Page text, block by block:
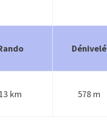
Dénivelé
km 578 m